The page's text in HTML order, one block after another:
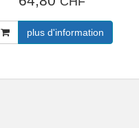
plus d'information